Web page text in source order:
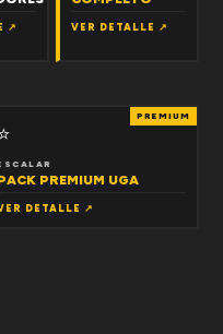
↗ VER DETALLE ↗
PREMIUM
PREMIUM UGA
DETALLE ↗